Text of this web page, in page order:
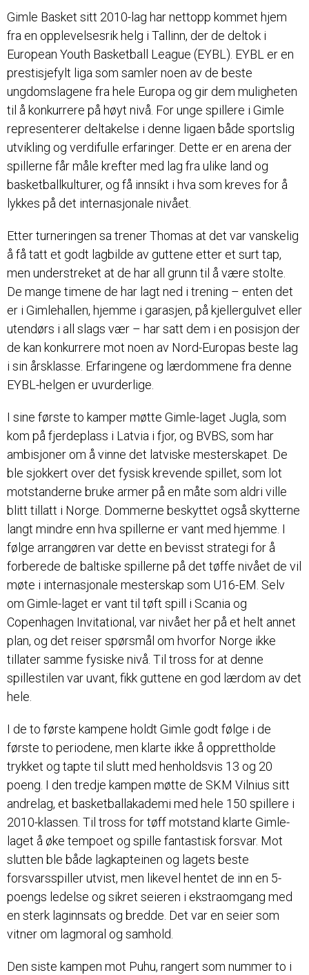
Gimle Basket sitt 2010-lag har nettopp kommet hjem
fra en opplevelsesrik helg i Tallinn, der de deltok i
European Youth Basketball League (EYBL). EYBL er en
prestisjefylt liga som samler noen av de beste
ungdomslagene fra hele Europa og gir dem muligheten
til å konkurrere på høyt nivå. For unge spillere i Gimle
representerer deltakelse i denne ligaen både sportslig
utvikling og verdifulle erfaringer. Dette er en arena der
spillerne får måle krefter med lag fra ulike land og
basketballkulturer, og få innsikt i hva som kreves for å
lykkes på det internasjonale nivået.
Etter turneringen sa trener Thomas at det var vanskelig
å få tatt et godt lagbilde av guttene etter et surt tap,
men understreket at de har all grunn til å være stolte.
De mange timene de har lagt ned i trening – enten det
er i Gimlehallen, hjemme i garasjen, på kjellergulvet eller
utendørs i all slags vær – har satt dem i en posisjon der
de kan konkurrere mot noen av Nord-Europas beste lag
i sin årsklasse. Erfaringene og lærdommene fra denne
EYBL-helgen er uvurderlige.
I sine første to kamper møtte Gimle-laget Jugla, som
kom på fjerdeplass i Latvia i fjor, og BVBS, som har
ambisjoner om å vinne det latviske mesterskapet. De
ble sjokkert over det fysisk krevende spillet, som lot
motstanderne bruke armer på en måte som aldri ville
blitt tillatt i Norge. Dommerne beskyttet også skytterne
langt mindre enn hva spillerne er vant med hjemme. I
følge arrangøren var dette en bevisst strategi for å
forberede de baltiske spillerne på det tøffe nivået de vil
møte i internasjonale mesterskap som U16-EM. Selv
om Gimle-laget er vant til tøft spill i Scania og
Copenhagen Invitational, var nivået her på et helt annet
plan, og det reiser spørsmål om hvorfor Norge ikke
tillater samme fysiske nivå. Til tross for at denne
spillestilen var uvant, fikk guttene en god lærdom av det
hele.
I de to første kampene holdt Gimle godt følge i de
første to periodene, men klarte ikke å opprettholde
trykket og tapte til slutt med henholdsvis 13 og 20
poeng. I den tredje kampen møtte de SKM Vilnius sitt
andrelag, et basketballakademi med hele 150 spillere i
2010-klassen. Til tross for tøff motstand klarte Gimle-
laget å øke tempoet og spille fantastisk forsvar. Mot
slutten ble både lagkapteinen og lagets beste
forsvarsspiller utvist, men likevel hentet de inn en 5-
poengs ledelse og sikret seieren i ekstraomgang med
en sterk laginnsats og bredde. Det var en seier som
vitner om lagmoral og samhold.
Den siste kampen mot Puhu, rangert som nummer to i